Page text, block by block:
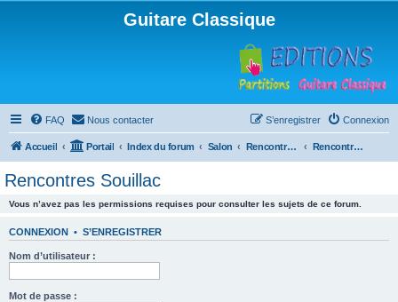
Guitare Classique
FAQ Nous contacter Connexion
S’enregistrer
Accueil Portail Index du forum Salon Rencontres musicales Rencontres Souillac
Rencontres Souillac
Vous n’avez pas les permissions requises pour consulter les sujets de ce forum.
CONNEXION • S’ENREGISTRER
Nom d’utilisateur :
Mot de passe :